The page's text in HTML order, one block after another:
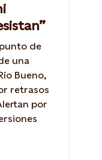
de
una
Bueno,
retrasos
por